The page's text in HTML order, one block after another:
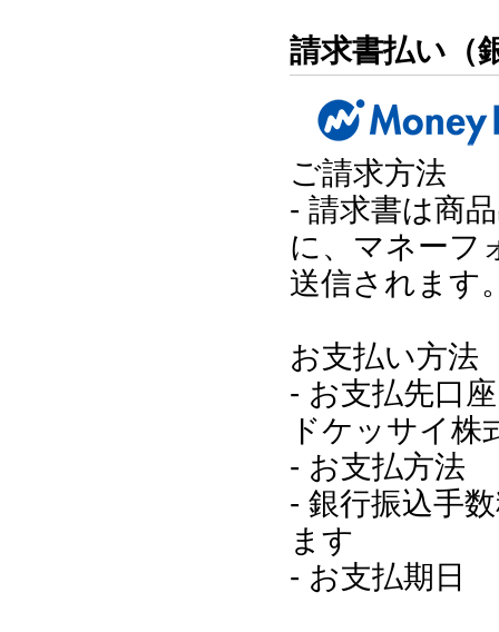
請求書払い（
ご請求方法
- 請求書は商
に、マネーフ
送信されます
お支払い方法
- お支払先口
ドケッサイ株
- お支払方
- 銀行振込手
ます
- お支払期